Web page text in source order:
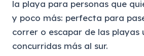
la playa para personas que
y poco más: perfecta para
correr o escapar de las playas
concurridas más al sur.